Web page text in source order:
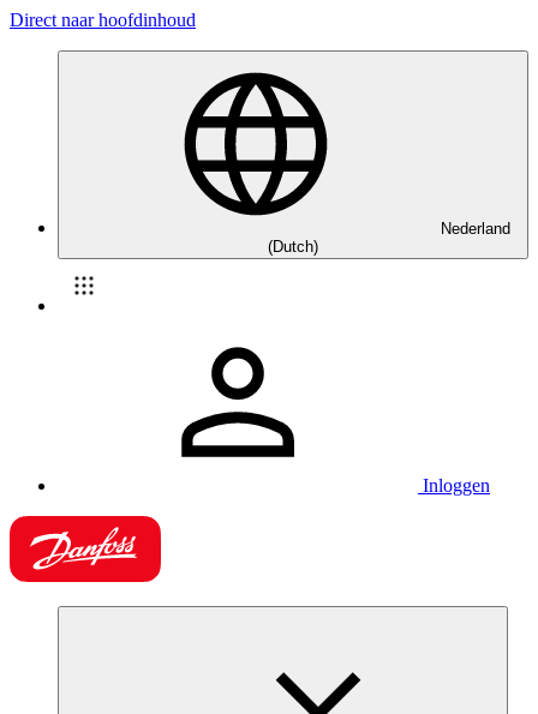
Direct naar hoofdinhoud
Nederland
(Dutch)
Inloggen